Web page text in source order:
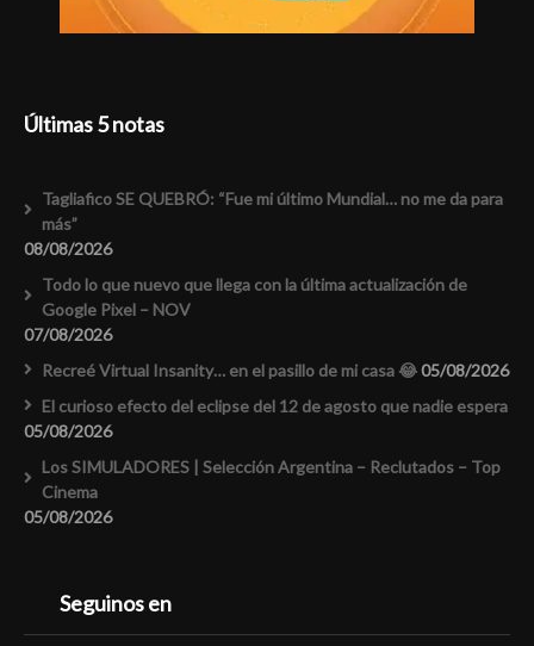
Últimas 5 notas
Tagliafico SE QUEBRÓ: “Fue mi último Mundial… no me da para
más”
08/08/2026
Todo lo que nuevo que llega con la última actualización de
Google Pixel – NOV
07/08/2026
Recreé Virtual Insanity… en el pasillo de mi casa 😂05/08/2026
El curioso efecto del eclipse del 12 de agosto que nadie espera
05/08/2026
Los SIMULADORES | Selección Argentina – Reclutados – Top
Cinema
05/08/2026
Seguinos en